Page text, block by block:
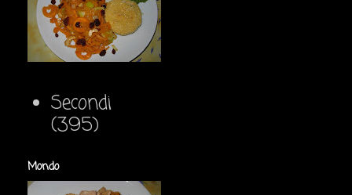
Secondi
(395)
Mondo